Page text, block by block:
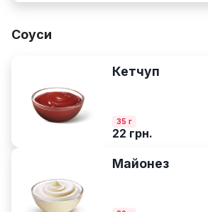
Соуси
Кетчуп
35 г
22 грн.
Майонез